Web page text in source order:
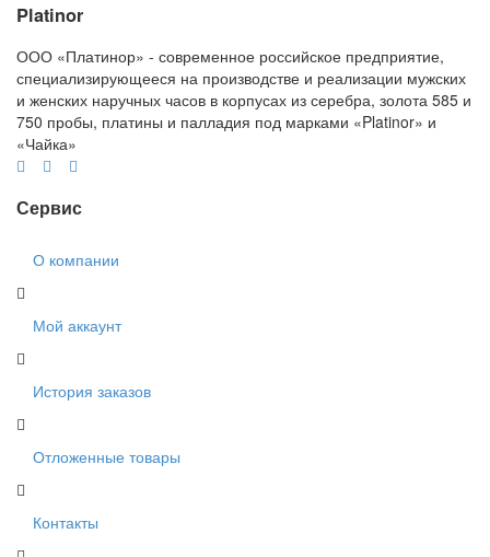
Platinor
ООО «Платинор» - современное российское предприятие,
специализирующееся на производстве и реализации мужских
и женских наручных часов в корпусах из серебра, золота 585 и
750 пробы, платины и палладия под марками «Platinor» и
«Чайка»
Сервис
О компании
Мой аккаунт
История заказов
Отложенные товары
Контакты